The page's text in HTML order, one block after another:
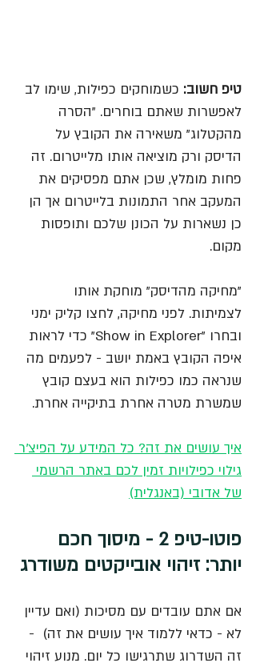
טיפ חשוב: כשמוחקים כפילות, שימו לב
לאפשרות שאתם בוחרים. "הסרה
מהקטלוג" משאירה את הקובץ על
הדיסק ורק מוציאה אותו מלייטרום. זה
פחות מומלץ, שכן אתם מפסיקים את
המעקב אחר התמונות בלייטרום אך הן
כן נשארות על הכונן שלכם ותופסות
מקום.
"מחיקה מהדיסק" מוחקת אותו
לצמיתות. לפני מחיקה, לחצו קליק ימני
ובחרו "Show in Explorer" כדי לראות
איפה הקובץ באמת יושב - לפעמים מה
שנראה כמו כפילות הוא בעצם קובץ
שמשרת מטרה אחרת בתיקייה אחרת.
איך עושים את זה? כל המידע על הפיצ'ר
גילוי כפילויות זמין לכם באתר הרשמי
של אדובי (באנגלית)
פוטו-טיפ 2 - מיסוך חכם
יותר: זיהוי אובייקטים משודרג
אם אתם עובדים עם מסיכות (ואם עדיין
לא - כדאי ללמוד איך עושים את זה)  -
זה השדרוג שתרגישו כל יום. מנוע זיהוי